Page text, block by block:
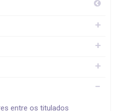
entre os titulados